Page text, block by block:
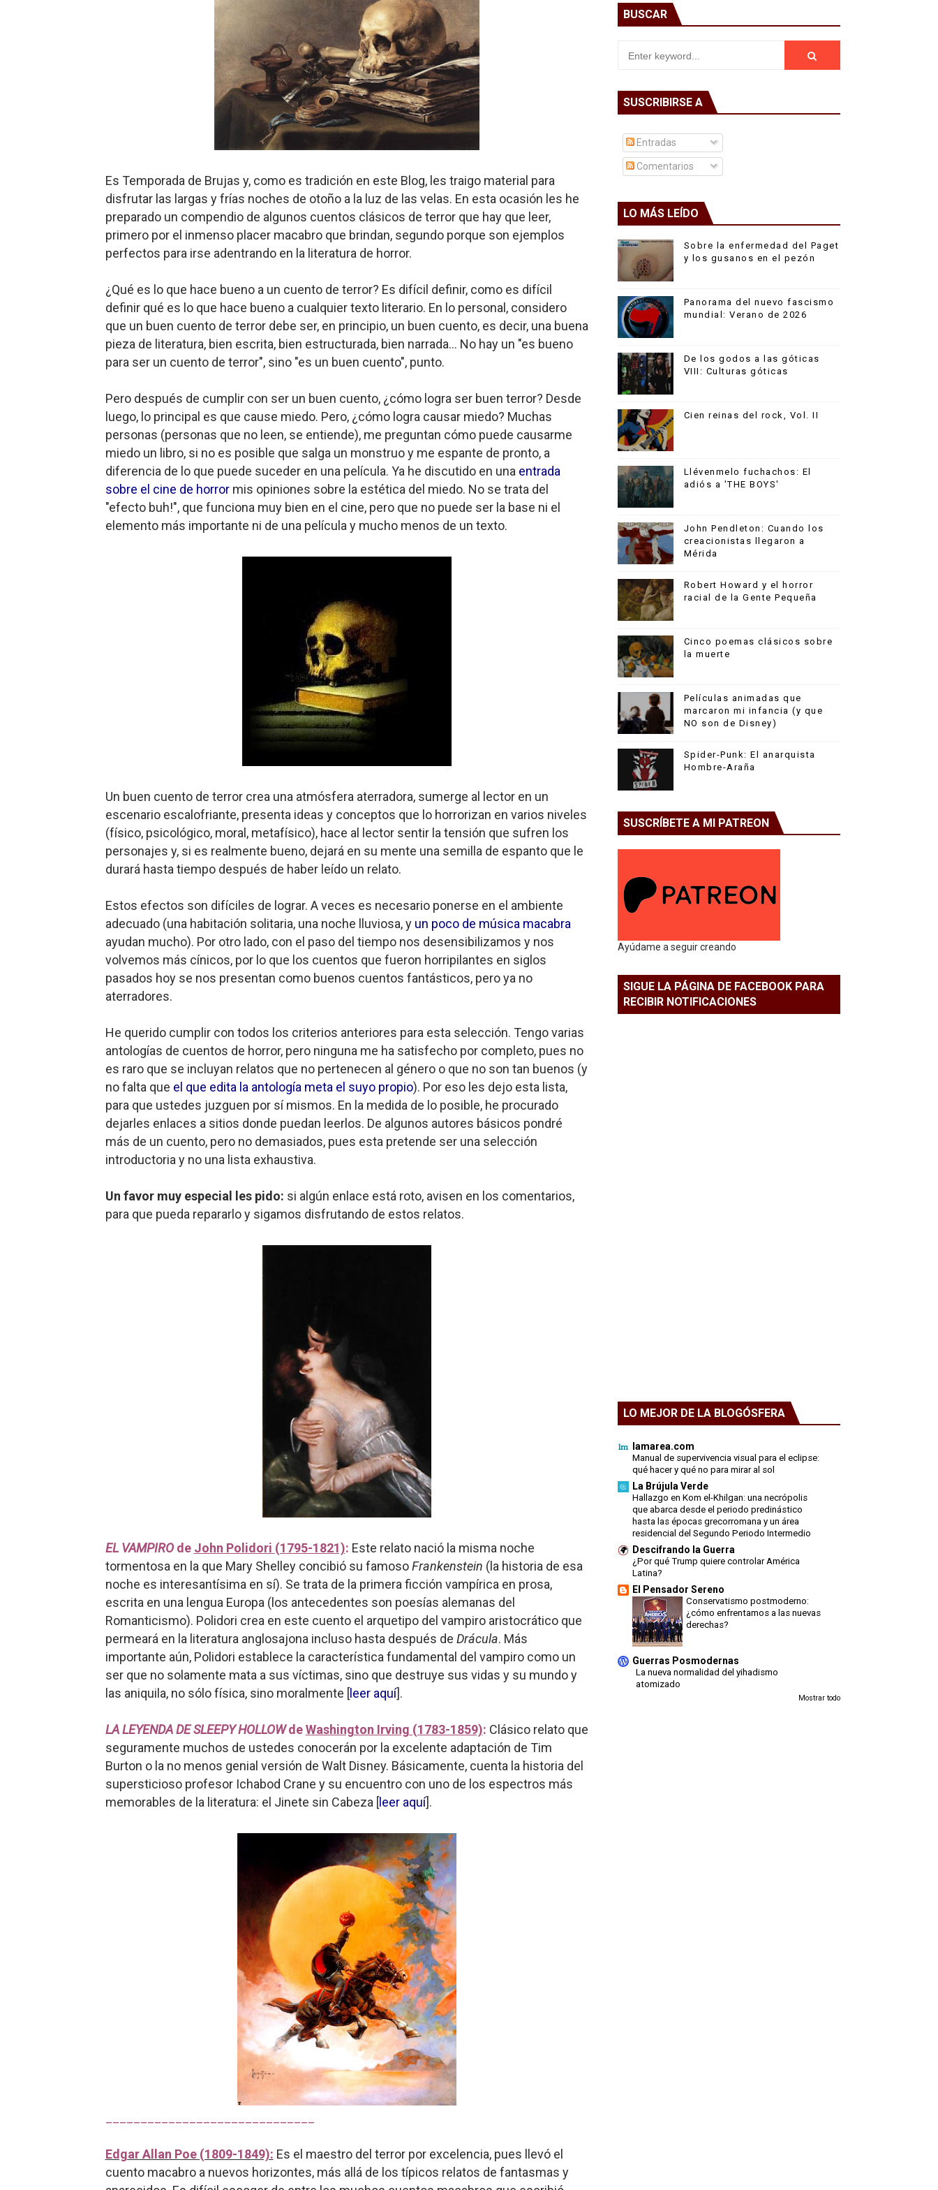
Carlos Manzo y el narcogobierno asesino
Gótico Mexicano
El mito de Frankenstein
25 grandes películas de terror del siglo XXI
Devoraos los unos a los otros
Charlie Kirk y la izquierda asesina
Dios es Cambio: Filosofía Earthseed para el fin del mundo
Nuestra era de genocidios
Transformers: ¿Una película marxista?
Gentile: Lo que debes entender sobre el fascismo
Definiendo: ¿Qué es el fascismo?
Panorama del nuevo fascismo mundial: Verano de 2026
Llévenmelo fuchachos: El adiós a 'THE BOYS'
La falacia etimológica
Es Temporada de Brujas y, como es tradición en este Blog, les traigo material para
disfrutar las largas y frías noches de otoño a la luz de las velas. En esta ocasión les he
preparado un compendio de algunos cuentos clásicos de terror que hay que leer,
primero por el inmenso placer macabro que brindan, segundo porque son ejemplos
perfectos para irse adentrando en la literatura de horror.
¿Qué es lo que hace bueno a un cuento de terror? Es difícil definir, como es difícil
definir qué es lo que hace bueno a cualquier texto literario. En lo personal, considero
que un buen cuento de terror debe ser, en principio, un buen cuento, es decir, una buena
pieza de literatura, bien escrita, bien estructurada, bien narrada... No hay un "es bueno
para ser un cuento de terror", sino "es un buen cuento", punto.
Pero después de cumplir con ser un buen cuento, ¿cómo logra ser buen terror? Desde
luego, lo principal es que cause miedo. Pero, ¿cómo logra causar miedo? Muchas
personas (personas que no leen, se entiende), me preguntan cómo puede causarme
miedo un libro, si no es posible que salga un monstruo y me espante de pronto, a
diferencia de lo que puede suceder en una película. Ya he discutido en una entrada
sobre el cine de horrormis opiniones sobre la estética del miedo. No se trata del
"efecto buh!", que funciona muy bien en el cine, pero que no puede ser la base ni el
elemento más importante ni de una película y mucho menos de un texto.
Un buen cuento de terror crea una atmósfera aterradora, sumerge al lector en un
escenario escalofriante, presenta ideas y conceptos que lo horrorizan en varios niveles
(físico, psicológico, moral, metafísico), hace al lector sentir la tensión que sufren los
personajes y, si es realmente bueno, dejará en su mente una semilla de espanto que le
durará hasta tiempo después de haber leído un relato.
Estos efectos son difíciles de lograr. A veces es necesario ponerse en el ambiente
adecuado (una habitación solitaria, una noche lluviosa, y un poco de música macabra
ayudan mucho). Por otro lado, con el paso del tiempo nos desensibilizamos y nos
volvemos más cínicos, por lo que los cuentos que fueron horripilantes en siglos
pasados hoy se nos presentan como buenos cuentos fantásticos, pero ya no
aterradores.
He querido cumplir con todos los criterios anteriores para esta selección. Tengo varias
antologías de cuentos de horror, pero ninguna me ha satisfecho por completo, pues no
es raro que se incluyan relatos que no pertenecen al género o que no son tan buenos (y
no falta que el que edita la antología meta el suyo propio). Por eso les dejo esta lista,
para que ustedes juzguen por sí mismos. En la medida de lo posible, he procurado
dejarles enlaces a sitios donde puedan leerlos. De algunos autores básicos pondré
más de un cuento, pero no demasiados, pues esta pretende ser una selección
introductoria y no una lista exhaustiva.
Un favor muy especial les pido: si algún enlace está roto, avisen en los comentarios,
para que pueda repararlo y sigamos disfrutando de estos relatos.
EL VAMPIROde John Polidori (1795-1821): Este relato nació la misma noche
tormentosa en la que Mary Shelley concibió su famosoFrankenstein (la historia de esa
noche es interesantísima en sí). Se trata de la primera ficción vampírica en prosa,
escrita en una lengua Europa (los antecedentes son poesías alemanas del
Romanticismo). Polidori crea en este cuento el arquetipo del vampiro aristocrático que
permeará en la literatura anglosajona incluso hasta después de Drácula. Más
importante aún, Polidori establece la característica fundamental del vampiro como un
ser que no solamente mata a sus víctimas, sino que destruye sus vidas y su mundo y
las aniquila, no sólo física, sino moralmente [leer aquí].
LA LEYENDA DE SLEEPY HOLLOWdeWashington Irving (1783-1859): Clásico relato que
seguramente muchos de ustedes conocerán por la excelente adaptación de Tim
Burton o la no menos genial versión de Walt Disney. Básicamente, cuenta la historia del
supersticioso profesor Ichabod Crane y su encuentro con uno de los espectros más
memorables de la literatura: el Jinete sin Cabeza [leer aquí].
Edgar Allan Poe (1809-1849): Es el maestro del terror por excelencia, pues llevó el
cuento macabro a nuevos horizontes, más allá de los típicos relatos de fantasmas y
BUSCAR
SUSCRIBIRSE A
Entradas
Comentarios
LO MÁS LEÍDO
Sobre la enfermedad del Paget
y los gusanos en el pezón
Panorama del nuevo fascismo
mundial: Verano de 2026
De los godos a las góticas
VIII: Culturas góticas
Cien reinas del rock, Vol. II
Llévenmelo fuchachos: El
adiós a 'THE BOYS'
John Pendleton: Cuando los
creacionistas llegaron a
Mérida
Robert Howard y el horror
racial de la Gente Pequeña
Cinco poemas clásicos sobre
la muerte
Películas animadas que
marcaron mi infancia (y que
NO son de Disney)
Spider-Punk: El anarquista
Hombre-Araña
SUSCRÍBETE A MI PATREON
Ayúdame a seguir creando
SIGUE LA PÁGINA DE FACEBOOK PARA
RECIBIR NOTIFICACIONES
LO MEJOR DE LA BLOGÓSFERA
lamarea.com
Manual de supervivencia visual para el eclipse:
qué hacer y qué no para mirar al sol
La Brújula Verde
Hallazgo en Kom el-Khilgan: una necrópolis
que abarca desde el periodo predinástico
hasta las épocas grecorromana y un área
residencial del Segundo Periodo Intermedio
Descifrando la Guerra
¿Por qué Trump quiere controlar América
Latina?
El Pensador Sereno
Conservatismo postmoderno:
¿cómo enfrentamos a las nuevas
derechas?
Guerras Posmodernas
La nueva normalidad del yihadismo
atomizado
Mostrar todo